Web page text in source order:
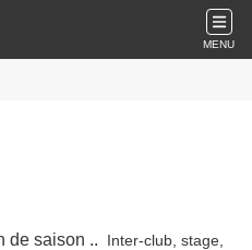
MENU
de saison .. Inter-club, stage,